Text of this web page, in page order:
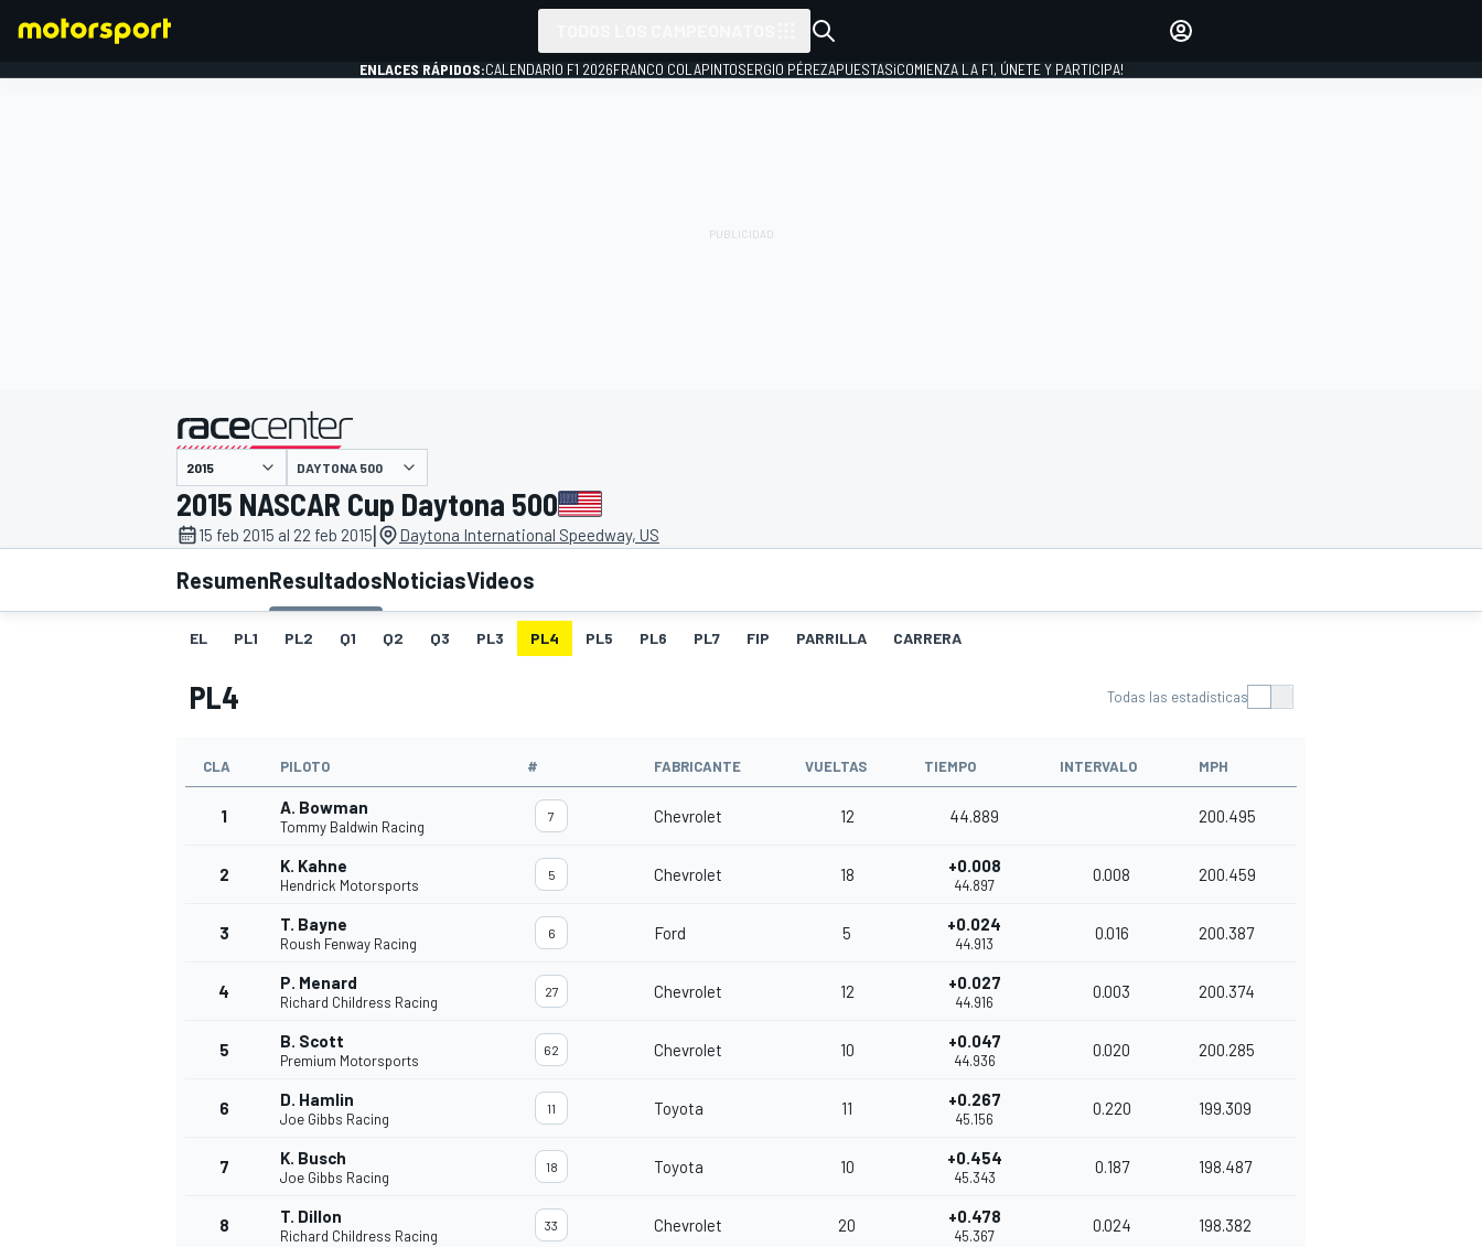
INDYCAR
INICIAR SESIÓN
ENLACES RÁPIDOS:CALENDARIO F1 2026FRANCO COLAPINTOSERGIO PÉREZAPUESTAS¡COMIENZA LA F1, ÚNETE Y PARTICIPA!
presentado por
DAYTONA 500
2015 NASCAR Cup Daytona 500
15 feb 2015 al 22 feb 2015| Daytona International Speedway, US
ResumenResultadosNoticiasVideos
EL PL1 PL2 Q1 Q2 Q3 PL3 PL4 PL5 PL6 PL7 FIP PARRILLA CARRERA
PL4 Todas las estadísticas
CLA PILOTO # FABRICANTE VUELTAS TIEMPO INTERVALO MPH
1 A. Bowman
Tommy Baldwin Racing
7 Chevrolet 12 44.889 200.495
2 K. Kahne
Hendrick Motorsports
5 Chevrolet 18 +0.008
44.897
0.008 200.459
3 T. Bayne
Roush Fenway Racing
6 Ford 5 +0.024
44.913
0.016 200.387
4 P. Menard
Richard Childress Racing
27 Chevrolet 12 +0.027
44.916
0.003 200.374
5 B. Scott
Premium Motorsports
62 Chevrolet 10 +0.047
44.936
0.020 200.285
6 D. Hamlin
Joe Gibbs Racing
11 Toyota 11 +0.267
45.156
0.220 199.309
7 K. Busch
Joe Gibbs Racing
18 Toyota 10 +0.454
45.343
0.187 198.487
8 T. Dillon
Richard Childress Racing
33 Chevrolet 20 +0.478
45.367
0.024 198.382